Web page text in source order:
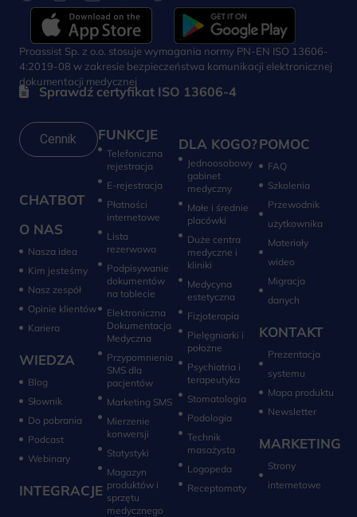
Proassist Sp. z o.o. stosuje wymagania normy PN-EN ISO 13606-
4:2019-08 w zakresie bezpieczeństwa komunikacji elektronicznej
dokumentacji medycznej
Sprawdź certyfikat ISO 13606-4
Cennik
CHATBOT
O NAS
Nasza idea
Kim jesteśmy
Nasz zespół
Opinie klientów
Kariera
WIEDZA
Blog
Słownik
Do pobrania
Podcast
Webinary
INTEGRACJE
FUNKCJE
Telefoniczna
rejestracja
E-rejestracja
Płatności
internetowe
Lista
rezerwowa
Podpisywanie
dokumentów
na tablecie
Elektroniczna
Dokumentacja
Medyczna
Przypomnienia
SMS dla
pacjentów
Marketing SMS
Mierzenie
konwersji‎
Statystyki
Magazyn
produktów i
sprzętu
medycznego
DLA KOGO?
Jednoosobowy
gabinet
medyczny
Małe i średnie
placówki
Duże centra
medyczne i
kliniki
Medycyna
estetyczna
Fizjoterapia
Pielęgniarki i
położne
Psychiatria i
terapeutyka
Stomatologia
Technik
masażysta
Logopeda
POMOC
FAQ
Szkolenia
Przewodnik
użytkownika
Materiały
wideo
Migracja
danych
KONTAKT
Prezentacja
systemu
Mapa produktu
Newsletter
MARKETING
Strony
internetowe